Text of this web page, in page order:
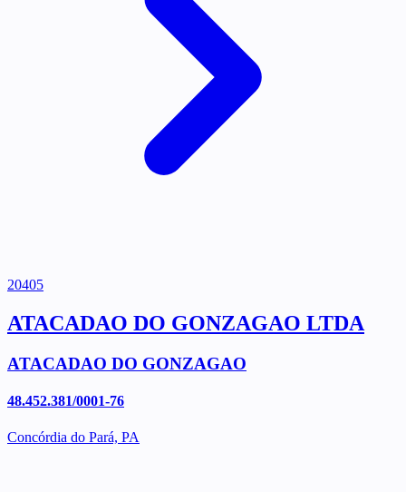
20405
ATACADAO DO GONZAGAO LTDA
ATACADAO DO GONZAGAO
48.452.381/0001-76
Concórdia do Pará, PA